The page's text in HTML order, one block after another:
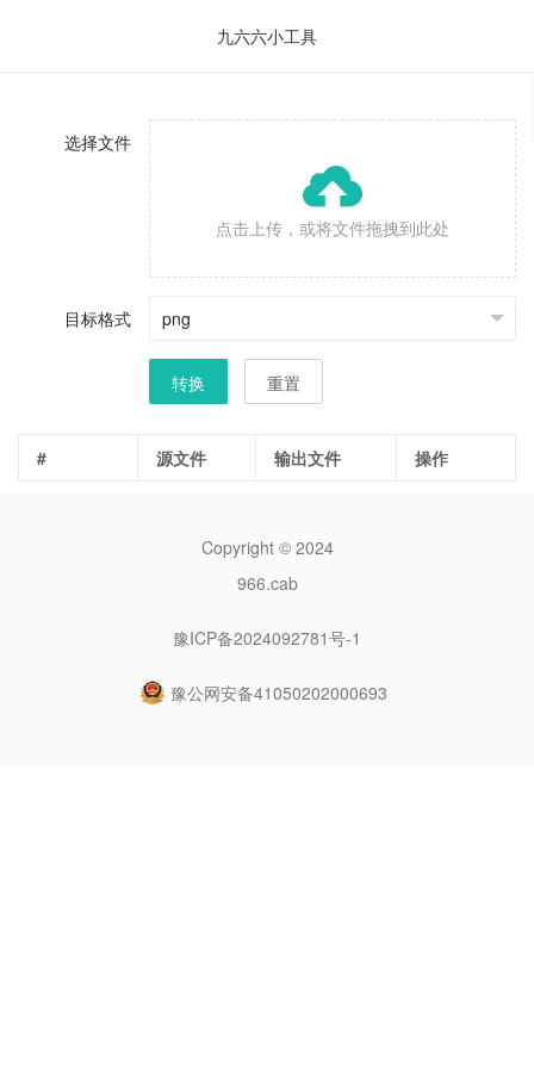
九六六小工具
选择文件
点击上传，或将文件拖拽到此处
目标格式
转换 重置
# 源文件 输出文件 操作
Copyright © 2024
966.cab
豫ICP备2024092781号-1
豫公网安备41050202000693